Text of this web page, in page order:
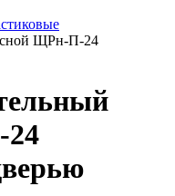
ЩРн-П-24